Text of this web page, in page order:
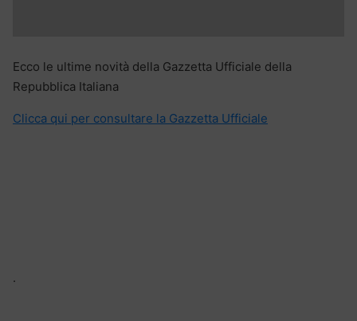
Ecco le ultime novità della Gazzetta Ufficiale della
Repubblica Italiana
Clicca qui per consultare la Gazzetta Ufficiale
.